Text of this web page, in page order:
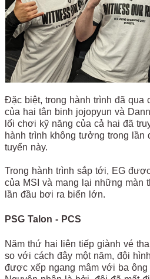
Đặc biệt, trong hành trình đã qua
của hai tân binh jojopyun và
lối chơi kỹ năng của cả hai đã
hành trình không tưởng trong
tuyển này.
Trong hành trình sắp tới, EG
của MSI và mang lại những màn
lần đầu bơi ra biển lớn.
PSG Talon - PCS
Năm thứ hai liên tiếp giành vé
so với cách đây một năm, đội
được xếp ngang mâm với ba